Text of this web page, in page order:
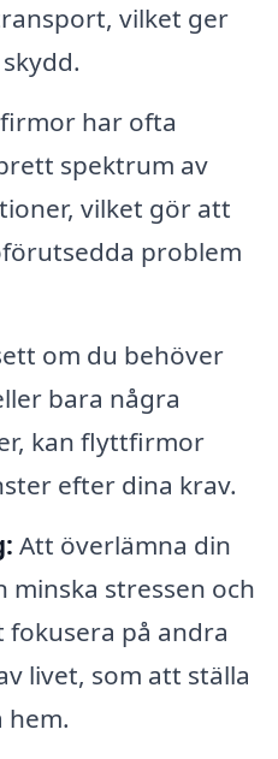
vilket ger
har ofta
spektrum av
vilket gör att
problem
om du behöver
bara några
kan flyttfirmor
efter dina krav.
Att överlämna din
stressen och
på andra
livet, som att ställa
hem.